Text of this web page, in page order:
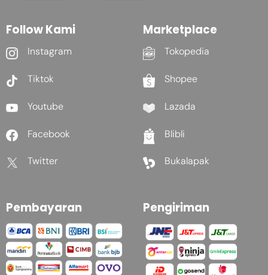
Follow Kami
Instagram
Tiktok
Youtube
Facebook
Twitter
Marketplace
Tokopedia
Shopee
Lazada
Blibli
Bukalapak
Pembayaran Pengiriman